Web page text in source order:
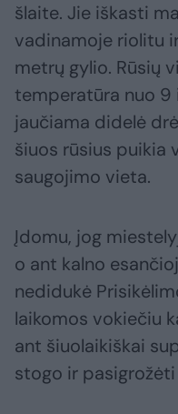
šlaite. Jie iškasti
vadinamoje riolitu
metrų gylio. Rūsių
temperatūra nuo 9
jaučiama didelė
šiuos rūsius puikia
saugojimo vieta.
Įdomu, jog
o ant kalno
nedidukė
laikomos vokiečiu
ant šiuolaikiškai
stogo ir